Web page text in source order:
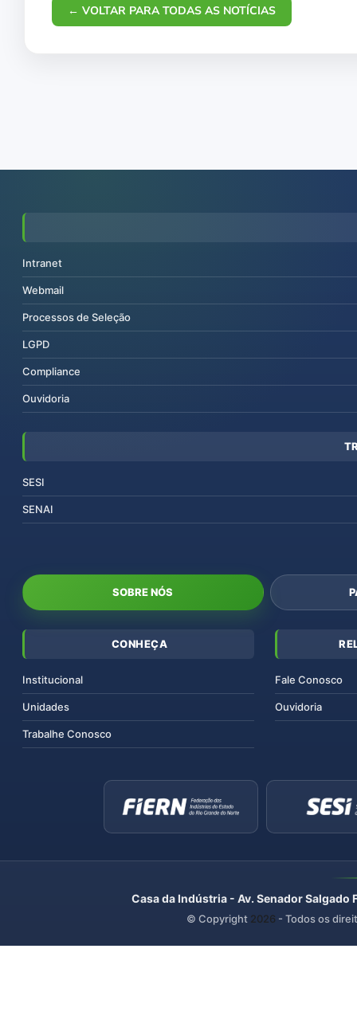
← VOLTAR PARA TODAS AS NOTÍCIAS
Intranet
Webmail
Processos de Seleção
LGPD
Compliance
Ouvidoria
SESI
SENAI
SOBRE NÓS
CONHEÇA
Institucional
Unidades
Trabalhe Conosco
Fale Conosco
Ouvidoria
Casa da Indústria - Av. Senador
© Copyright 2026 - Todos os